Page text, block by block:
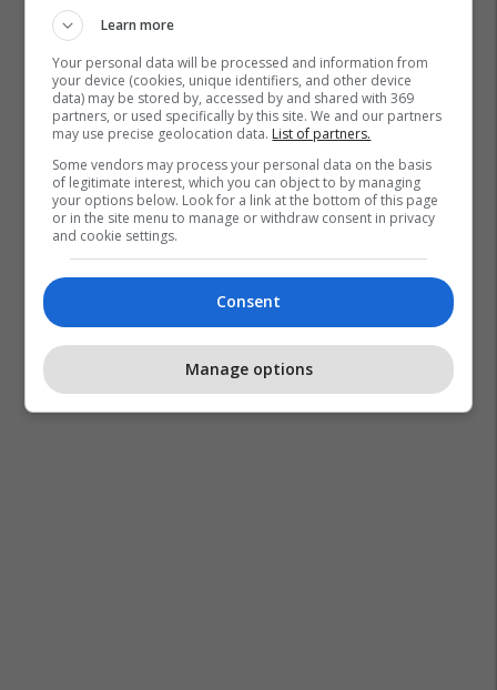
Propozimi Për Martesë
Learn more
Your personal data will be processed and information from
your device (cookies, unique identifiers, and other device
data) may be stored by, accessed by and shared with 369
partners, or used specifically by this site. We and our partners
may use precise geolocation data. List of partners.
Some vendors may process your personal data on the basis
of legitimate interest, which you can object to by managing
your options below. Look for a link at the bottom of this page
or in the site menu to manage or withdraw consent in privacy
and cookie settings.
Consent
Manage options